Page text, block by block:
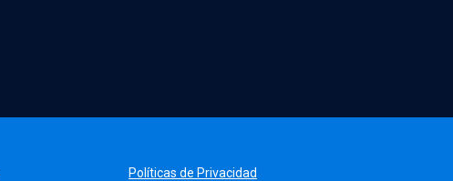
Políticas de Privacidad